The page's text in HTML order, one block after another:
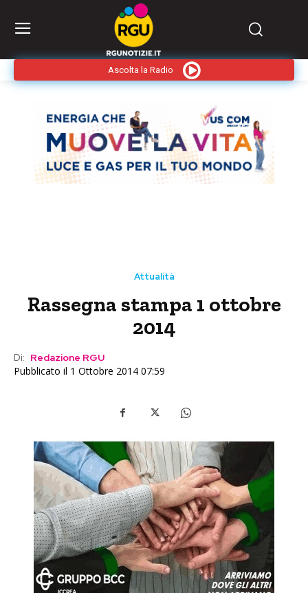
Ascolta la Radio
Attualità
Rassegna stampa 1 ottobre
2014
Di: Redazione RGU
Pubblicato il 1 Ottobre 2014 07:59